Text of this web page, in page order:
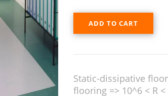
ADD TO CART
Static-dissipative
flooring => 10^6 < R